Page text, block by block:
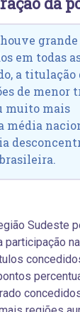
em todas
a titulação
de menor
muito mais
média
Sudeste
participação